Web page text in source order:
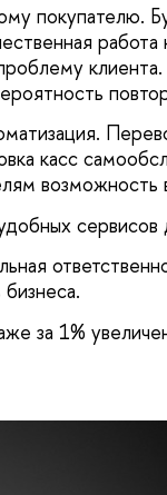
покупателю.
касс
возможность
сервисов
за 1%